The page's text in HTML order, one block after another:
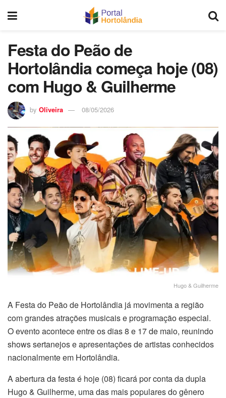
Festa do Peão de
Hortolândia começa hoje (08)
com Hugo & Guilherme
by Oliveira 08/05/2026
Hugo & Guilherme
A Festa do Peão de Hortolândia já movimenta a região
com grandes atrações musicais e programação especial.
O evento acontece entre os dias 8 e 17 de maio, reunindo
shows sertanejos e apresentações de artistas conhecidos
nacionalmente em Hortolândia.
A abertura da festa é hoje (08) ficará por conta da dupla
Hugo & Guilherme, uma das mais populares do gênero